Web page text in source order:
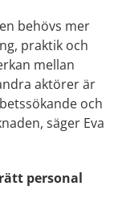
behövs mer
praktik och
mellan
aktörer är
och
säger Eva
personal